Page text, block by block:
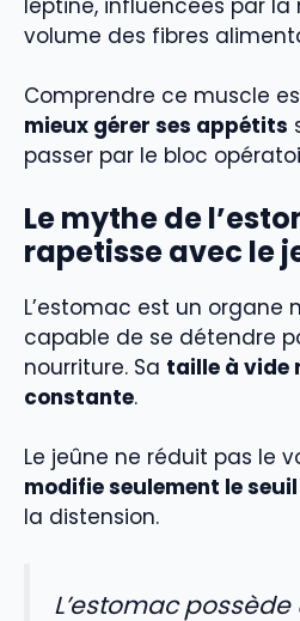
volume des fibres
Comprendre ce muscle
mieux gérer ses appétits
passer par le bloc
Le mythe de
rapetisse avec le
L’estomac est un organe
capable de se détendre
nourriture. Sa taille à vide
constante.
Le jeûne ne réduit pas le
modifie seulement le
la distension.
L’estomac